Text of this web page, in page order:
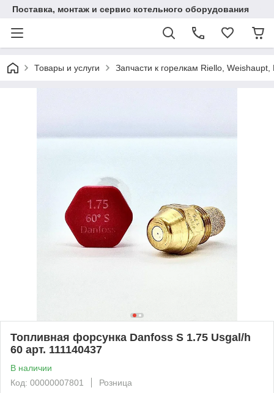
Поставка, монтаж и сервис котельного оборудования
Товары и услуги Запчасти к горелкам Riello,
Топливная форсунка Danfoss S 1.75 Usgal/h
60 арт. 111140437
В наличии
Код: 00000007801
Розница